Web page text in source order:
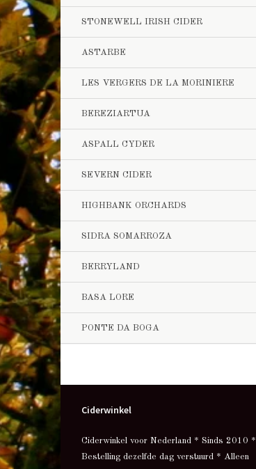
STONEWELL IRISH CIDER
ASTARBE
LES VERGERS DE LA MORINIERE
BEREZIARTUA
ASPALL CYDER
SEVERN CIDER
HIGHBANK ORCHARDS
SIDRA SOMARROZA
BERRYLAND
BASA LORE
PONTE DA BOGA
Ciderwinkel
Ciderwinkel voor Nederland * Sinds 2010 *
Bestelling dezelfde dag verstuurd * Alleen